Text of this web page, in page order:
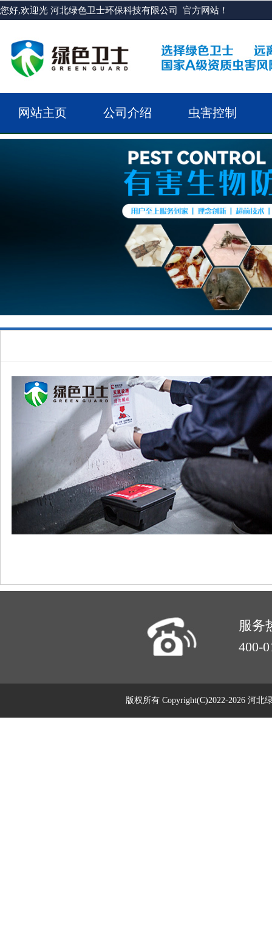
您好,欢迎光 河北绿色卫士环保科技有限公司 官方网站！
网站主页 公司介绍 虫害控制
服务
400-
版权所有 Copyright(C)2022-2026 河